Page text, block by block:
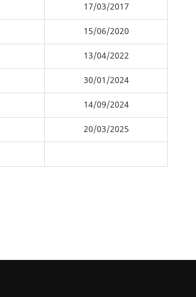
17/03/2017
15/06/2020
13/04/2022
30/01/2024
14/09/2024
20/03/2025